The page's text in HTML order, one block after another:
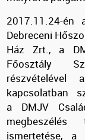
2017.11.24-én
Debreceni
Ház Zrt., a
Főosztály
részvételével
kapcsolatban
a DMJV
ismertetése,